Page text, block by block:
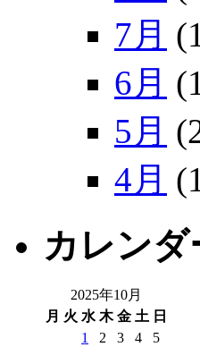
7月
6月
5月
4月
カレンダ
2025年10月
月 火 水 木 金 土 日
1 2 3 4
5